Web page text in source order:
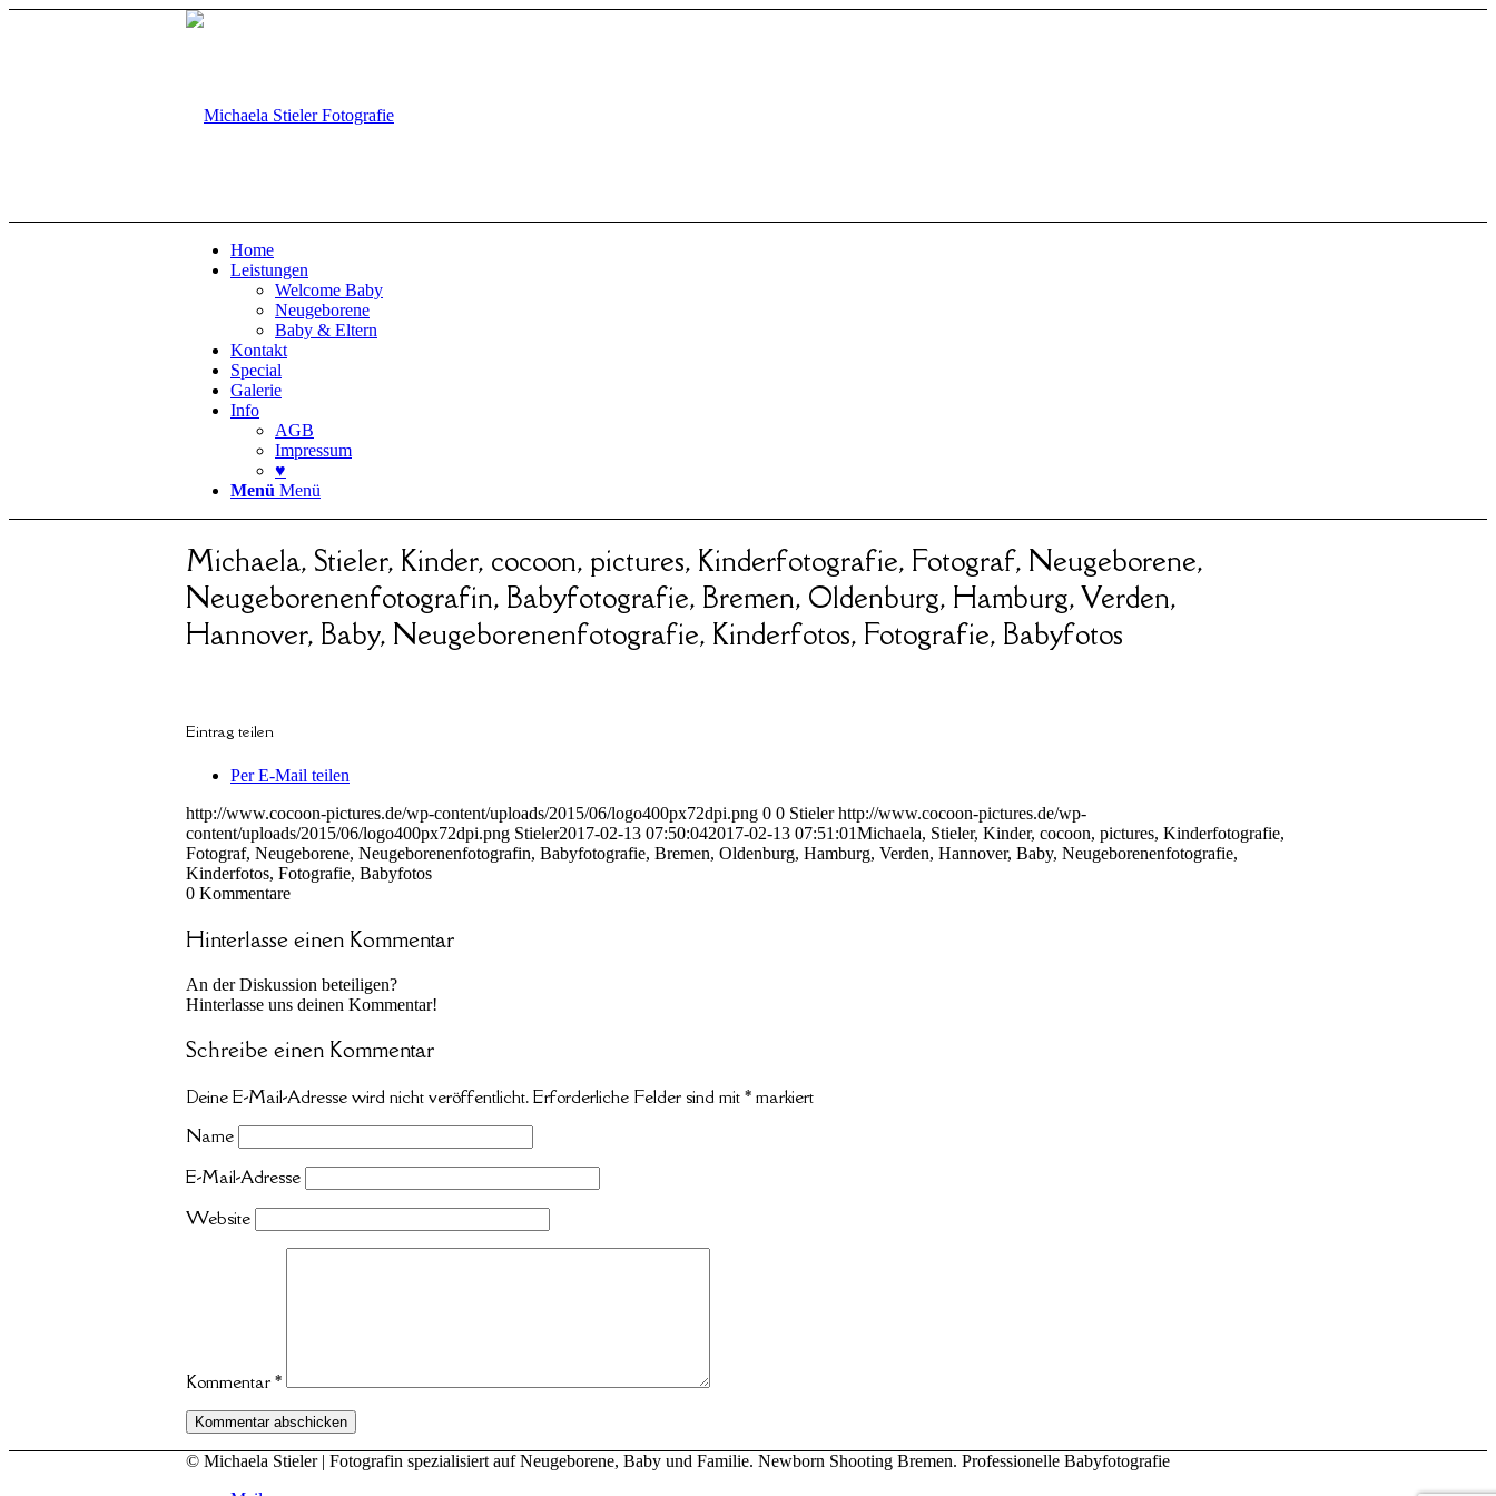
Home
Leistungen
Welcome Baby
Neugeborene
Baby & Eltern
Kontakt
Special
Galerie
Info
AGB
Impressum
♥
Menü Menü
Michaela, Stieler, Kinder, cocoon, pictures, Kinderfotografie, Fotograf, Neugeborene,
Neugeborenenfotografin, Babyfotografie, Bremen, Oldenburg, Hamburg, Verden,
Hannover, Baby, Neugeborenenfotografie, Kinderfotos, Fotografie, Babyfotos
Eintrag teilen
Per E-Mail teilen
http://www.cocoon-pictures.de/wp-content/uploads/2015/06/logo400px72dpi.png 0 0 Stieler http://www.cocoon-pictures.de/wp-
content/uploads/2015/06/logo400px72dpi.png Stieler2017-02-13 07:50:042017-02-13 07:51:01Michaela, Stieler, Kinder, cocoon, pictures, Kinderfotografie,
Fotograf, Neugeborene, Neugeborenenfotografin, Babyfotografie, Bremen, Oldenburg, Hamburg, Verden, Hannover, Baby, Neugeborenenfotografie,
Kinderfotos, Fotografie, Babyfotos
0 Kommentare
Hinterlasse einen Kommentar
An der Diskussion beteiligen?
Hinterlasse uns deinen Kommentar!
Schreibe einen Kommentar
Deine E-Mail-Adresse wird nicht veröffentlicht. Erforderliche Felder sind mit * markiert
Name
E-Mail-Adresse
Website
Kommentar *
© Michaela Stieler | Fotografin spezialisiert auf Neugeborene, Baby und Familie. Newborn Shooting Bremen. Professionelle Babyfotografie